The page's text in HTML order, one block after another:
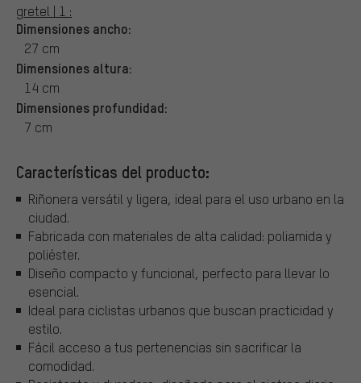
gretel | 1 :
Dimensiones ancho:
27 cm
Dimensiones altura:
14 cm
Dimensiones profundidad:
7 cm
Características del producto:
Riñonera versátil y ligera, ideal para el uso urbano en la
ciudad.
Fabricada con materiales de alta calidad: poliamida y
poliéster.
Diseño compacto y funcional, perfecto para llevar lo
esencial.
Ideal para ciclistas urbanos que buscan practicidad y
estilo.
Fácil acceso a tus pertenencias sin sacrificar la
comodidad.